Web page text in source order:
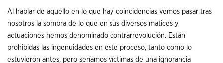
Al hablar de aquello en lo que hay coincidencias vemos pasar tras
nosotros la sombra de lo que en sus diversos matices y
actuaciones hemos denominado contrarrevolución. Están
prohibidas las ingenuidades en este proceso, tanto como lo
estuvieron antes, pero seríamos víctimas de una ignorancia